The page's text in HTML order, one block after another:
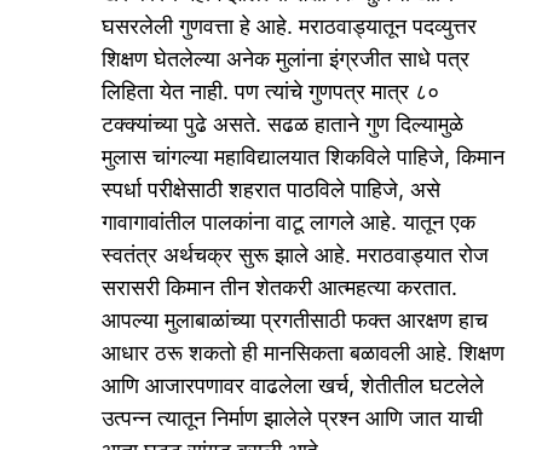
घसरलेली गुणवत्ता हे आहे. मराठवाड्यातून पदव्युत्तर
शिक्षण घेतलेल्या अनेक मुलांना इंग्रजीत साधे पत्र
लिहिता येत नाही. पण त्यांचे गुणपत्र मात्र ८०
टक्क्यांच्या पुढे असते. सढळ हाताने गुण दिल्यामुळे
मुलास चांगल्या महाविद्यालयात शिकविले पाहिजे, किमान
स्पर्धा परीक्षेसाठी शहरात पाठविले पाहिजे, असे
गावागावांतील पालकांना वाटू लागले आहे. यातून एक
स्वतंत्र अर्थचक्र सुरू झाले आहे. मराठवाड्यात रोज
सरासरी किमान तीन शेतकरी आत्महत्या करतात.
आपल्या मुलाबाळांच्या प्रगतीसाठी फक्त आरक्षण हाच
आधार ठरू शकतो ही मानसिकता बळावली आहे. शिक्षण
आणि आजारपणावर वाढलेला खर्च, शेतीतील घटलेले
उत्पन्न त्यातून निर्माण झालेले प्रश्न आणि जात याची